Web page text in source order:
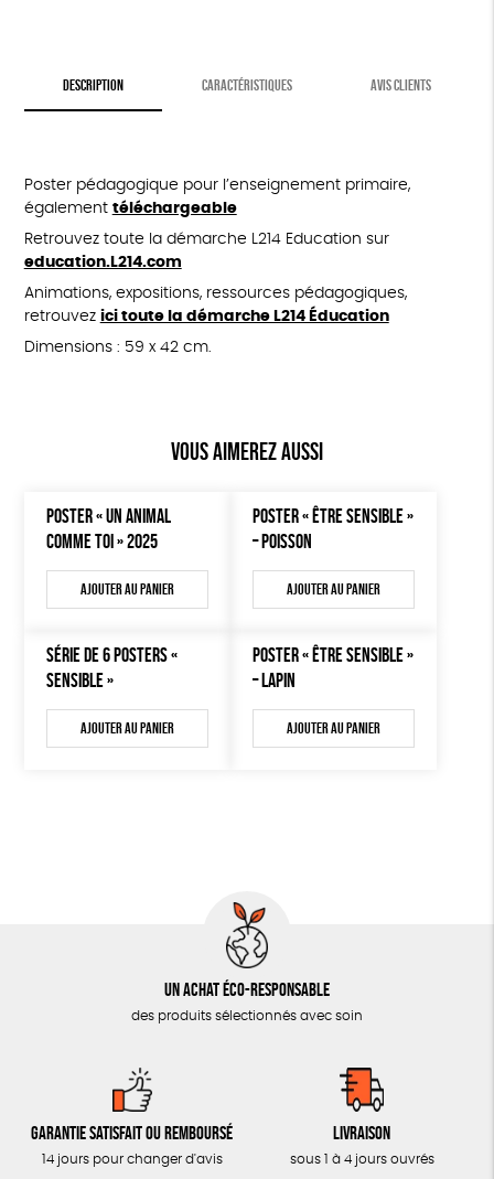
DESCRIPTION CARACTÉRISTIQUES AVIS CLIENTS
Poster pédagogique pour l’enseignement primaire,
également téléchargeable
Retrouvez toute la démarche L214 Education sur
education.L214.com
Animations, expositions, ressources pédagogiques,
retrouvez ici toute la démarche L214 Éducation
Dimensions : 59 x 42 cm.
Vous aimerez aussi
POSTER « UN ANIMAL
COMME TOI » 2025
Ajouter au panier
POSTER « ÊTRE SENSIBLE »
– POISSON
Ajouter au panier
SÉRIE DE 6 POSTERS «
SENSIBLE »
Ajouter au panier
POSTER « ÊTRE SENSIBLE »
– LAPIN
Ajouter au panier
Un achat éco-responsable
des produits sélectionnés avec soin
Garantie satisfait ou remboursé
14 jours pour changer d'avis
Livraison
sous 1 à 4 jours ouvrés